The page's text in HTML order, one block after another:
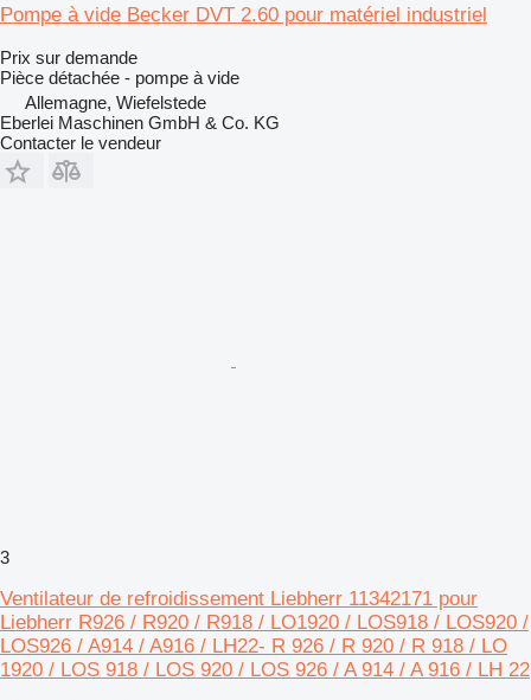
Pompe à vide Becker DVT 2.60 pour matériel industriel
Prix sur demande
Pièce détachée - pompe à vide
Allemagne, Wiefelstede
Eberlei Maschinen GmbH & Co. KG
Contacter le vendeur
3
Ventilateur de refroidissement Liebherr 11342171 pour
Liebherr R926 / R920 / R918 / LO1920 / LOS918 / LOS920 /
LOS926 / A914 / A916 / LH22- R 926 / R 920 / R 918 / LO
1920 / LOS 918 / LOS 920 / LOS 926 / A 914 / A 916 / LH 22